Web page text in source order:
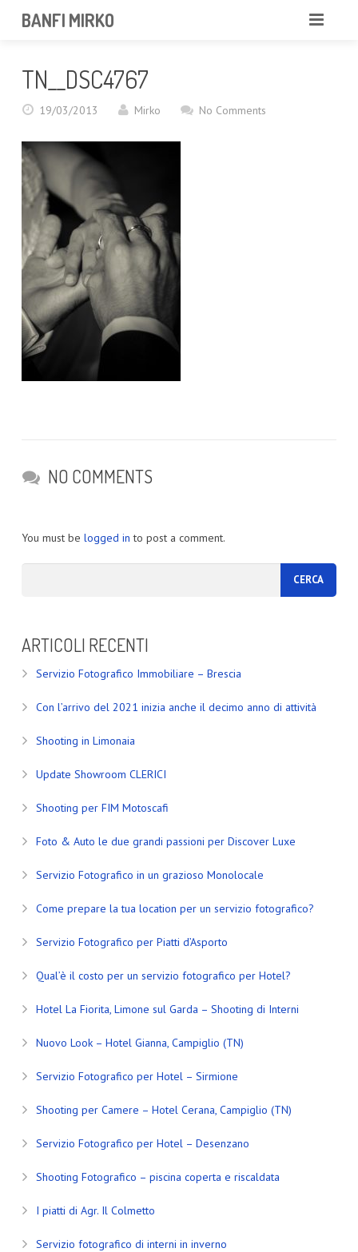
BANFI MIRKO
PORTFOLIO
SERVIZI
NEWS
CONTATTAMI
TN__DSC4767
19/03/2013 Mirko No Comments
NO COMMENTS
You must be logged in to post a comment.
ARTICOLI RECENTI
Servizio Fotografico Immobiliare – Brescia
Con l’arrivo del 2021 inizia anche il decimo anno di attività
Shooting in Limonaia
Update Showroom CLERICI
Shooting per FIM Motoscafi
Foto & Auto le due grandi passioni per Discover Luxe
Servizio Fotografico in un grazioso Monolocale
Come prepare la tua location per un servizio fotografico?
Servizio Fotografico per Piatti d’Asporto
Qual’è il costo per un servizio fotografico per Hotel?
Hotel La Fiorita, Limone sul Garda – Shooting di Interni
Nuovo Look – Hotel Gianna, Campiglio (TN)
Servizio Fotografico per Hotel – Sirmione
Shooting per Camere – Hotel Cerana, Campiglio (TN)
Servizio Fotografico per Hotel – Desenzano
Shooting Fotografico – piscina coperta e riscaldata
I piatti di Agr. Il Colmetto
Servizio fotografico di interni in inverno